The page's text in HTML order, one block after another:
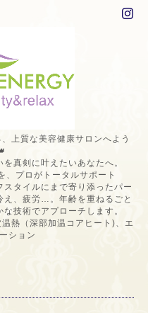
上質な美容健康サロンへよう
真剣に叶えたいあなたへ。
、プロがトータルサポート
タイルにまで寄り添ったパー
え、疲労…。年齢を重ねるごと
技術でアプローチします。
熱（深部加温コアヒート)、エ
ション